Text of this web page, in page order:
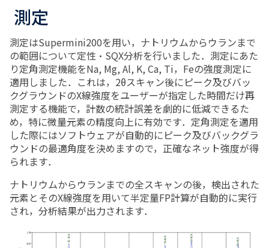
測定
測定はSupermini200を用い，ナトリウムからウランまで
の範囲について定性・SQX分析を行いました．測定にあた
り定角測定機能をNa, Mg, Al, K, Ca, Ti，Feの強度測定に
適用しました．これは，2θスキャン後にピーク及びバッ
クグラウンドのX線強度をユーザーが指定した時間だけ再
測定する機能で，計数の統計誤差を劇的に低減できるた
め，特に微量元素の精度向上に有効です．定角測定を適用
した際にはソフトウェアが自動的にピーク及びバックグラ
ウンドの最適角度を決めますので，正確なネット強度が得
られます．
ナトリウムからウランまでの全スキャンの後，検出された
元素とそのX線強度を用いて半定量FP計算が自動的に実行
され，分析結果が出力されます．